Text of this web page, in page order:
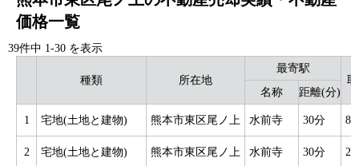
価格一覧
39件中 1-30 を表示
種類 所在地
最寄駅
名称
距離(分)
1 宅地(土地と建物) 熊本市東区尾ノ上 水前寺 30分
2 宅地(土地と建物) 熊本市東区尾ノ上 水前寺 30分